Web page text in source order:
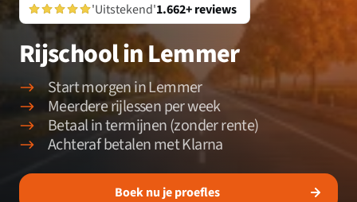
'Uitstekend'1.662+ reviews
Rijschool in Lemmer
Start morgen in Lemmer
Meerdere rijlessen per week
Betaal in termijnen (zonder rente)
Achteraf betalen met Klarna
Boek nu je proefles